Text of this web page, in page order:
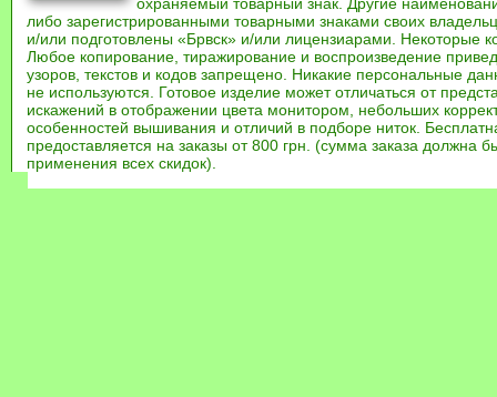
либо зарегистрированными товарными знаками своих
и/или подготовлены «Брвск» и/или лицензиарами. Некоторые
Любое копирование, тиражирование и воспроизведение
узоров, текстов и кодов запрещено. Никакие персональные
не используются. Готовое изделие может отличаться от
искажений в отображении цвета монитором, небольших
особенностей вышивания и отличий в подборе ниток.
предоставляется на заказы от 800 грн. (сумма заказа должна
применения всех скидок).